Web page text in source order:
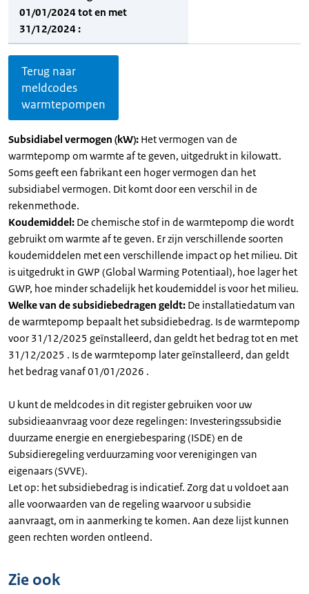
01/01/2024 tot en met
31/12/2024 :
Terug naar
meldcodes
warmtepompen
Subsidiabel vermogen (kW): Het vermogen van de
warmtepomp om warmte af te geven, uitgedrukt in kilowatt.
Soms geeft een fabrikant een hoger vermogen dan het
subsidiabel vermogen. Dit komt door een verschil in de
rekenmethode.
Koudemiddel: De chemische stof in de warmtepomp die wordt
gebruikt om warmte af te geven. Er zijn verschillende soorten
koudemiddelen met een verschillende impact op het milieu. Dit
is uitgedrukt in GWP (Global Warming Potentiaal), hoe lager het
GWP, hoe minder schadelijk het koudemiddel is voor het milieu.
Welke van de subsidiebedragen geldt: De installatiedatum van
de warmtepomp bepaalt het subsidiebedrag. Is de warmtepomp
voor 31/12/2025 geïnstalleerd, dan geldt het bedrag tot en met
31/12/2025 . Is de warmtepomp later geïnstalleerd, dan geldt
het bedrag vanaf 01/01/2026 .
U kunt de meldcodes in dit register gebruiken voor uw
subsidieaanvraag voor deze regelingen: Investeringssubsidie
duurzame energie en energiebesparing (ISDE) en de
Subsidieregeling verduurzaming voor verenigingen van
eigenaars (SVVE).
Let op: het subsidiebedrag is indicatief. Zorg dat u voldoet aan
alle voorwaarden van de regeling waarvoor u subsidie
aanvraagt, om in aanmerking te komen. Aan deze lijst kunnen
geen rechten worden ontleend.
Zie ook